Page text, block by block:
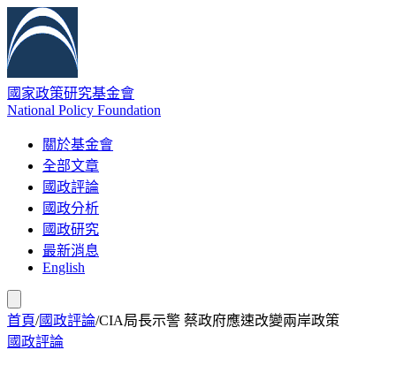
國家政策研究基金會
National Policy Foundation
關於基金會
全部文章
國政評論
國政分析
國政研究
最新消息
English
首頁/國政評論/CIA局長示警 蔡政府應速改變兩岸政策
國政評論